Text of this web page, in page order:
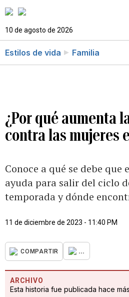
10 de agosto de 2026
Estilos de vida Familia
¿Por qué aumenta
contra las mujeres
Conoce a qué se debe que
ayuda para salir del ciclo
temporada y dónde
11 de diciembre de 2023 - 11:40 PM
COMPARTIR ...
ARCHIVO
Esta historia fue publicada hace